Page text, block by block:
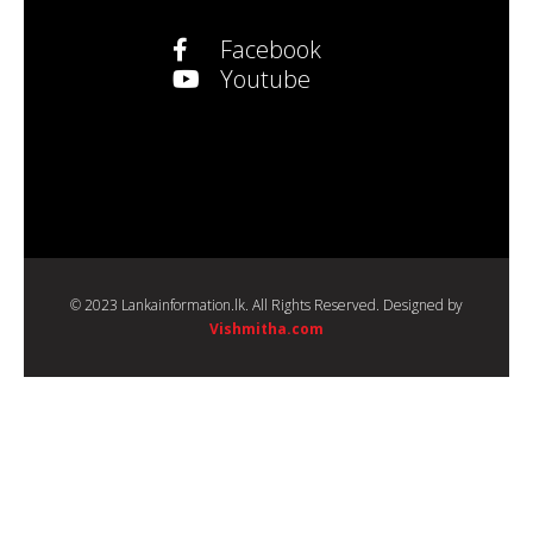
Facebook
Youtube
© 2023 Lankainformation.lk. All Rights Reserved. Designed by
Vishmitha.com